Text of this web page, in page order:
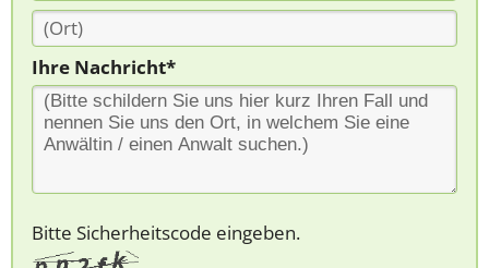
Ihre Nachricht*
Bitte Sicherheitscode eingeben.